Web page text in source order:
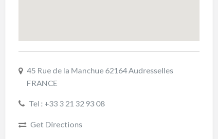
45 Rue de la Manchue 62164 Audresselles
FRANCE
Tel : +33 3 21 32 93 08
Get Directions